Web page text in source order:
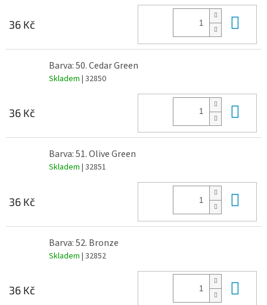
36 Kč
Barva: 50. Cedar Green
Skladem | 32850
36 Kč
Barva: 51. Olive Green
Skladem | 32851
36 Kč
Barva: 52. Bronze
Skladem | 32852
36 Kč